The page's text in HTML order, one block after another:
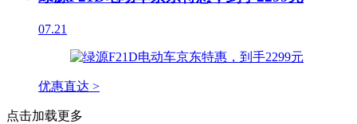
07.21
优惠直达 >
点击加载更多